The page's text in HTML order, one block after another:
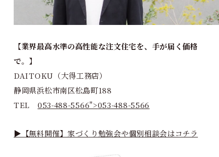
【業界最高水準の高性能な注文住宅を、手が届く価格
で。】
DAITOKU（大得工務店）
静岡県浜松市南区松島町188
TEL 053-488-5566">053-488-5566
▶【無料開催】家づくり勉強会や個別相談会はコチラ